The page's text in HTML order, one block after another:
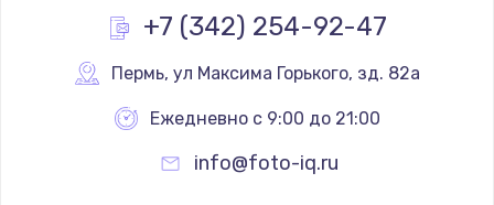
Заказать
Замена реле
+7 (342) 254-92-47
Пермь, ул Максима Горького, зд. 82а
Ежедневно с 9:00 до 21:00
info@foto-iq.ru